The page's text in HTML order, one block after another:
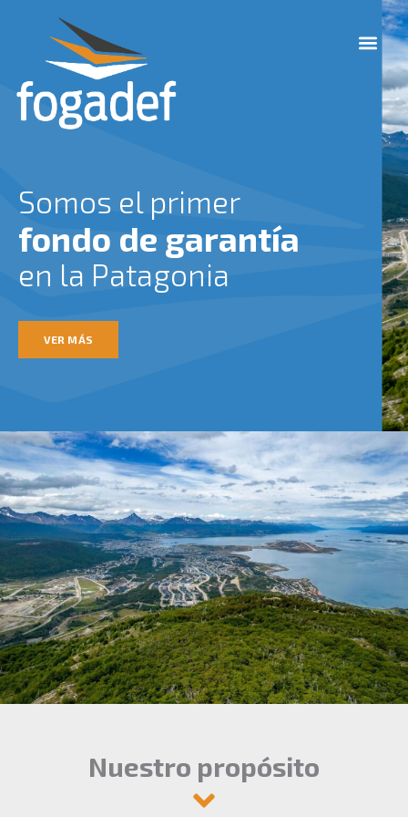
M
e
Somos el primer
fondo de garantía
en la Patagonia
VER MÁS
Nuestro propósito